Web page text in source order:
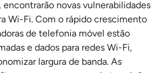
encontrarão novas vulnerabilidades
Wi-Fi. Com o rápido crescimento
de telefonia móvel estão
e dados para redes Wi-Fi,
largura de banda. As